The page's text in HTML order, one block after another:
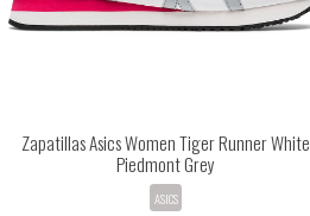
Zapatillas Asics Women Tiger Runner White
Piedmont Grey
ASICS